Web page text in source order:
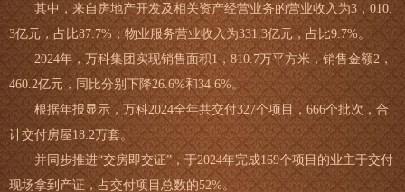
其中，来自房地产开发及相关资产经营业务的营业收入为3，010.
3亿元，占比87.7%；物业服务营业收入为331.3亿元，占比9.7%。
2024年，万科集团实现销售面积1，810.7万平方米，销售金额2，
460.2亿元，同比分别下降26.6%和34.6%。
根据年报显示，万科2024全年共交付327个项目，666个批次，合
计交付房屋18.2万套。
并同步推进“交房即交证”，于2024年完成169个项目的业主于交付
现场拿到产证，占交付项目总数的52%。